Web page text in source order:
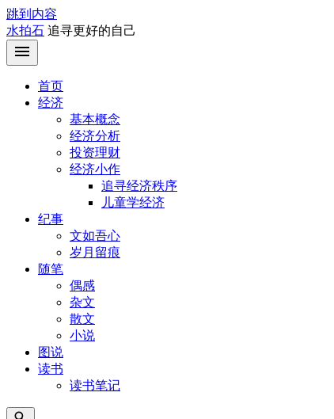
跳到内容
水拍石 追寻更好的自己
首页
经济
基本概念
经济分析
投资理财
经济小作
追寻经济秩序
儿童学经济
纪事
文如吾心
岁月留痕
随笔
偶感
杂文
散文
小说
图说
读书
读书笔记